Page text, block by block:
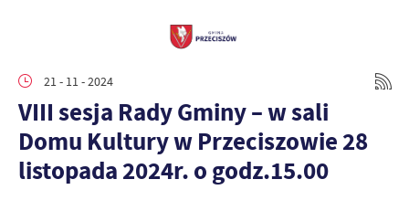
21 - 11 - 2024
VIII sesja Rady Gminy – w sali
Domu Kultury w Przeciszowie 28
listopada 2024r. o godz.15.00